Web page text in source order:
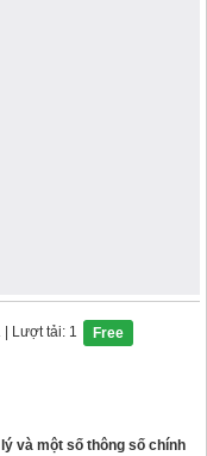
| Lượt tải: 1 Free
và một số thông số chính